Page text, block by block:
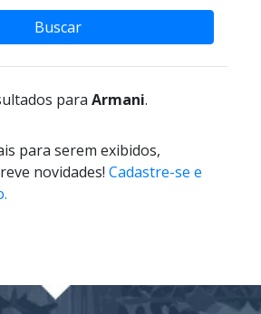
Buscar
paraArmani.
para serem exibidos,
novidades!Cadastre-se e